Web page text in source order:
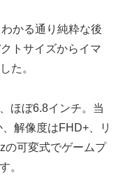
かる通り純粋な後
トサイズからイマ
た。
ほぼ6.8インチ。当
解像度はFHD+、リ
の可変式でゲームプ
。